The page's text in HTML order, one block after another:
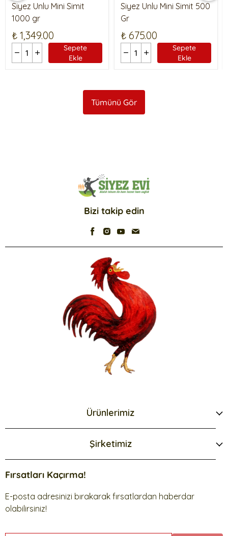
Siyez Unlu Mini Simit
1000 gr
₺ 1,349.00
Sepete
Ekle
Siyez Unlu Mini Simit 500
Gr
₺ 675.00
Sepete
Ekle
Tümünü Gör
Bizi takip edin
Ürünlerimiz
Şirketimiz
Fırsatları Kaçırma!
E-posta adresinizi bırakarak fırsatlardan haberdar
olabilirsiniz!